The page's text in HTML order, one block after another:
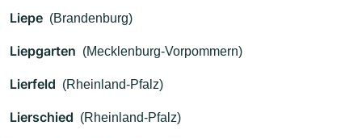
Liepe (Brandenburg)
Liepgarten (Mecklenburg-Vorpommern)
Lierfeld (Rheinland-Pfalz)
Lierschied (Rheinland-Pfalz)